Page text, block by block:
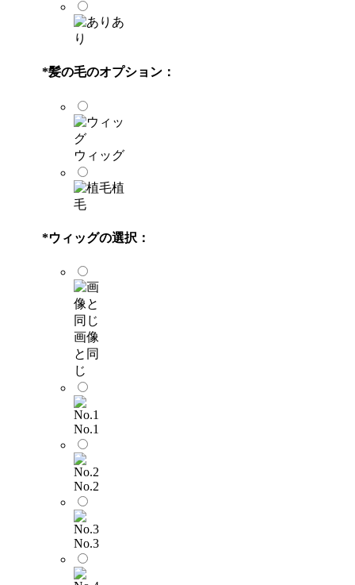
あ
り
*髪の毛のオプション：
ウィッグ
植
毛
*ウィッグの選択：
画像
と同
じ
No.1
No.2
No.3